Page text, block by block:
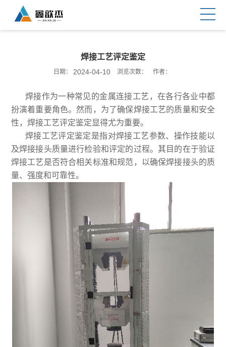
焊接工艺评定鉴定
日期： 2024-04-10 浏览次数： 作者：
焊接作为一种常见的金属连接工艺，在各行各业中都
扮演着重要角色。然而，为了确保焊接工艺的质量和安全
性，焊接工艺评定鉴定显得尤为重要。
焊接工艺评定鉴定是指对焊接工艺参数、操作技能以
及焊接接头质量进行检验和评定的过程。其目的在于验证
焊接工艺是否符合相关标准和规范，以确保焊接接头的质
量、强度和可靠性。